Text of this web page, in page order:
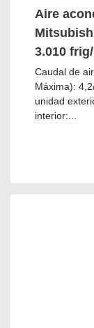
Aire
3.010
Caudal de
Máxima):
unidad
interior:...